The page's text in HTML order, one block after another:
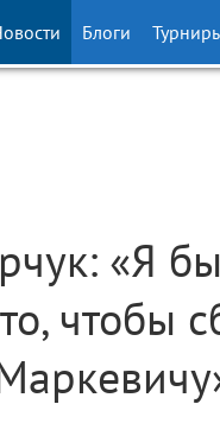
Блоги
«Я
чтобы